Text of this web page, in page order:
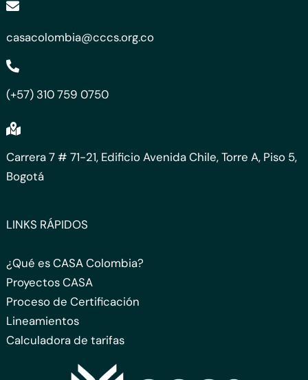
casacolombia@cccs.org.co
(+57) 310 759 0750
Carrera 7 # 71-21, Edificio Avenida Chile, Torre A, Piso 5,
Bogotá
LINKS RÁPIDOS
¿Qué es CASA Colombia?
Proyectos CASA
Proceso de Certificación
Lineamientos
Calculadora de tarifas